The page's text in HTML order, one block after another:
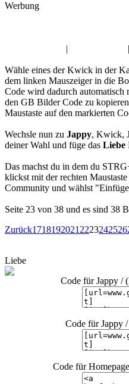
Werbung
| |
Wähle eines der Kwick in der
dem linken Mauszeiger in die
Code wird dadurch
den GB Bilder Code zu
Maustaste auf den markierten
Wechsle nun zu Jappy, Kwick,
deiner Wahl und füge das Liebe
Das machst du in dem du
klickst mit der rechten
Community und wählst
Seite 23 von 38 und es sind 38
Zurück1718192021 2223242526
Liebe
Code für Jappy /
Code für Jappy
Code für